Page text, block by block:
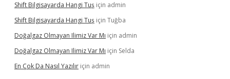
Shift Bilgisayarda Hangi Tuş için admin
Shift Bilgisayarda Hangi Tuş için Tuğba
Doğalgaz Olmayan Ilimiz Var Mı için admin
Doğalgaz Olmayan Ilimiz Var Mı için Selda
En Çok Da Nasıl Yazılır için admin